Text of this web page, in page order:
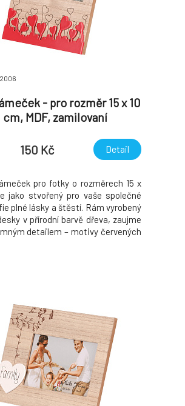
- pro rozměr 15 x 10
cm, MDF, zamilovaní
150 Kč Detail
pro fotky o rozměrech 15 x
jako stvořený pro vaše společné
plné lásky a štěstí. Rám vyrobený
v přírodní barvě dřeva, zaujme
detailem – motivy červených